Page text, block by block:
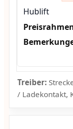
Hublift
Treiber:
/ Ladekontakt,